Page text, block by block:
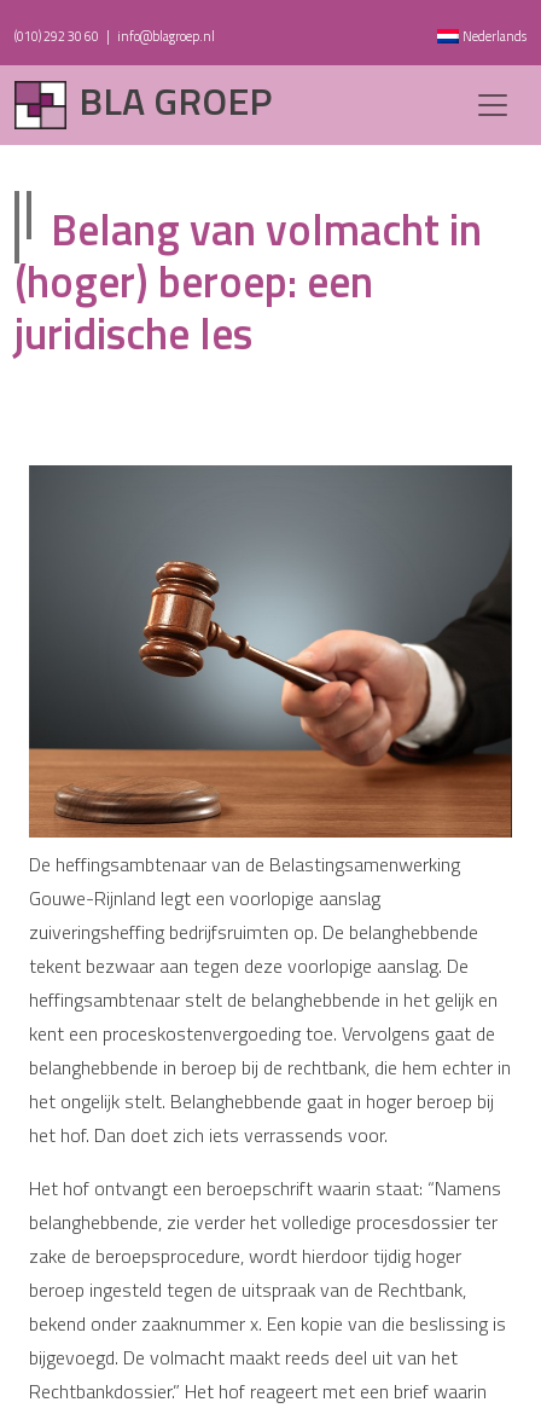
(010) 292 30 60 | info@blagroep.nl Nederlands
BLA GROEP
Belang van volmacht in
(hoger) beroep: een
juridische les
De heffingsambtenaar van de Belastingsamenwerking
Gouwe-Rijnland legt een voorlopige aanslag
zuiveringsheffing bedrijfsruimten op. De belanghebbende
tekent bezwaar aan tegen deze voorlopige aanslag. De
heffingsambtenaar stelt de belanghebbende in het gelijk en
kent een proceskostenvergoeding toe. Vervolgens gaat de
belanghebbende in beroep bij de rechtbank, die hem echter in
het ongelijk stelt. Belanghebbende gaat in hoger beroep bij
het hof. Dan doet zich iets verrassends voor.
Het hof ontvangt een beroepschrift waarin staat: “Namens
belanghebbende, zie verder het volledige procesdossier ter
zake de beroepsprocedure, wordt hierdoor tijdig hoger
beroep ingesteld tegen de uitspraak van de Rechtbank,
bekend onder zaaknummer x. Een kopie van die beslissing is
bijgevoegd. De volmacht maakt reeds deel uit van het
Rechtbankdossier.” Het hof reageert met een brief waarin